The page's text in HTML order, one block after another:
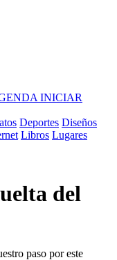
INICIAR
Deportes Diseños
Libros Lugares
del
paso por este